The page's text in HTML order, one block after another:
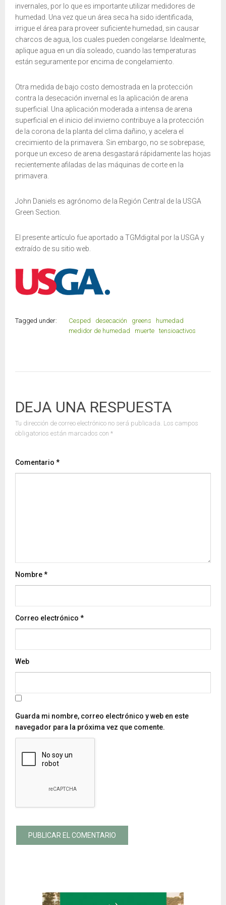
invernales, por lo que es importante utilizar medidores de
humedad. Una vez que un área seca ha sido identificada,
irrigue el área para proveer suficiente humedad, sin causar
charcos de agua, los cuales pueden congelarse. Idealmente,
aplique agua en un día soleado, cuando las temperaturas
están seguramente por encima de congelamiento.
Otra medida de bajo costo demostrada en la protección
contra la desecación invernal es la aplicación de arena
superficial. Una aplicación moderada a intensa de arena
superficial en el inicio del invierno contribuye a la protección
de la corona de la planta del clima dañino, y acelera el
crecimiento de la primavera. Sin embargo, no se sobrepase,
porque un exceso de arena desgastará rápidamente las hojas
recientemente afiladas de las máquinas de corte en la
primavera.
John Daniels es agrónomo de la Región Central de la USGA
Green Section.
El presente artículo fue aportado a TGMdigital por la USGA y
extraído de su sitio web.
Tagged under: Cesped desecación greens
humedad
medidor de humedad
muerte tensioactivos
DEJA UNA RESPUESTA
Tu dirección de correo electrónico no será publicada. Los campos
obligatorios están marcados con *
Comentario *
Nombre*
Correo electrónico *
Web
Guarda mi nombre, correo electrónico y web en este
navegador para la próxima vez que comente.